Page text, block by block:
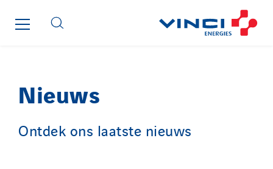
Nieuws
Ontdek ons laatste nieuws